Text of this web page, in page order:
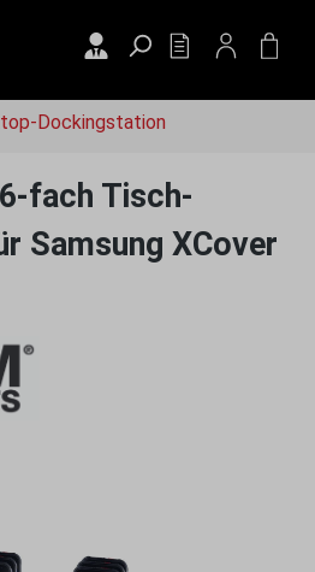
DU HAST 0
Dockingstation
fach Tisch-
Samsung XCover